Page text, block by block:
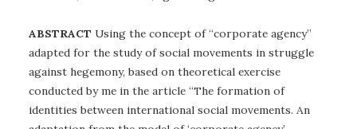
ABSTRACT Using the concept of “corporate agency”
adapted for the study of social movements in struggle
against hegemony, based on theoretical exercise
conducted by me in the article “The formation of
identities between international social movements. An